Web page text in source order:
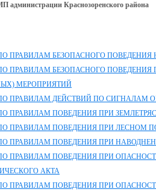
администрации Краснозоренского района
ПРАВИЛАМ БЕЗОПАСНОГО ПОВЕДЕНИЯ
ПРАВИЛАМ БЕЗОПАСНОГО
МЕРОПРИЯТИЙ
ПРАВИЛАМ ДЕЙСТВИЙ ПО СИГНАЛАМ
ПРАВИЛАМ ПОВЕДЕНИЯ ПРИ
ПРАВИЛАМ ПОВЕДЕНИЯ ПРИ ЛЕСНОМ
ПРАВИЛАМ ПОВЕДЕНИЯ ПРИ
ПРАВИЛАМ ПОВЕДЕНИЯ ПРИ
АКТА
ПРАВИЛАМ ПОВЕДЕНИЯ ПРИ